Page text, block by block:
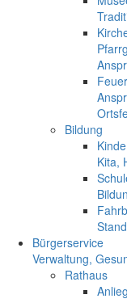
Bildung
Kita,
Bürgerservice
Verwaltung,
Rathaus